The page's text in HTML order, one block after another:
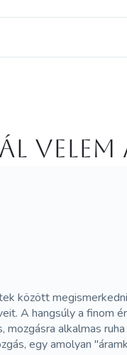
között
A hangsúly a finom
alkalmas
egy amolyan